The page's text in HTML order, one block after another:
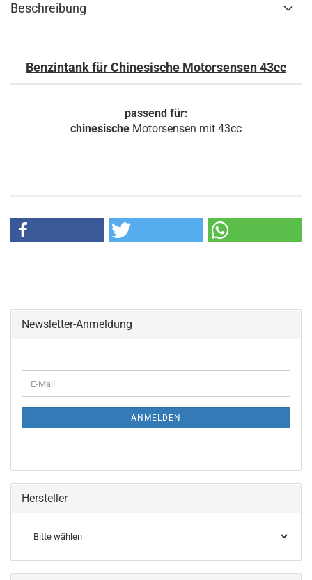
Beschreibung
Benzintank für Chinesische Motorsensen 43cc
passend für:
chinesische Motorsensen mit 43cc
Newsletter-Anmeldung
ZUR
E-
Mail
ANMELDEN
Hersteller